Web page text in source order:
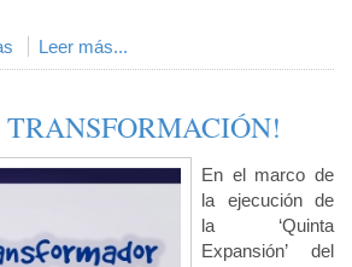
Leer más...
TRANSFORMACIÓN!
En el marco de
la ejecución de
la ‘Quinta
Expansión’ del